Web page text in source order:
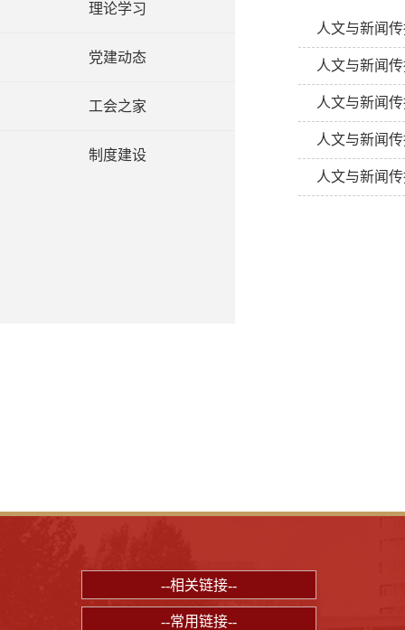
理论学习
党建动态
工会之家
制度建设
人文与新闻
人文与新闻
人文与新闻
人文与新闻
人文与新闻